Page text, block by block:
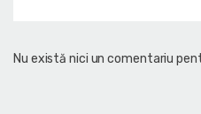
Nu există nici un comentariu